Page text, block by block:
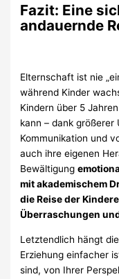
Fazit: Eine
andauernde
Elternschaft ist nie
während Kinder
Kindern über 5
kann – dank größerer
Kommunikation und
auch ihre eigenen
Bewältigung
mit akademischem
die Reise der
Überraschungen
Letztendlich hängt
Erziehung einfacher
sind, von Ihrer